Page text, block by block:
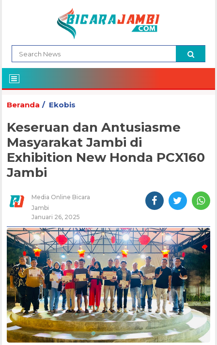
Beranda Ekobis
Keseruan dan Antusiasme
Masyarakat Jambi di
Exhibition New Honda PCX160
Jambi
Media Online Bicara
Jambi
Januari 26, 2025